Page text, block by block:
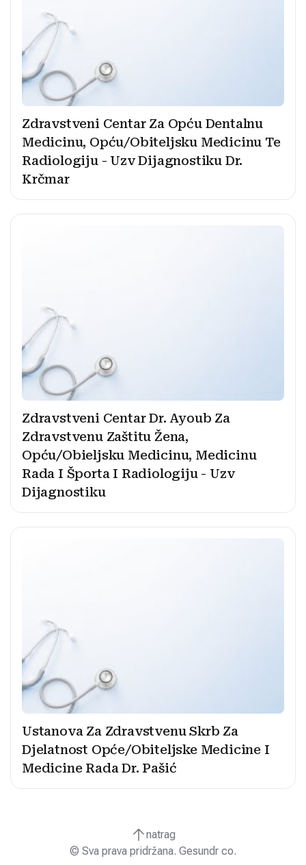
Zdravstveni Centar Za Opću Dentalnu
Medicinu, Opću/Obiteljsku Medicinu Te
Radiologiju - Uzv Dijagnostiku Dr.
Krčmar
Zdravstveni Centar Dr. Ayoub Za
Zdravstvenu Zaštitu Žena,
Opću/Obieljsku Medicinu, Medicinu
Rada I Športa I Radiologiju - Uzv
Dijagnostiku
Ustanova Za Zdravstvenu Skrb Za
Djelatnost Opće/Obiteljske Medicine I
Medicine Rada Dr. Pašić
natrag
© Sva prava pridržana. Gesundr co.